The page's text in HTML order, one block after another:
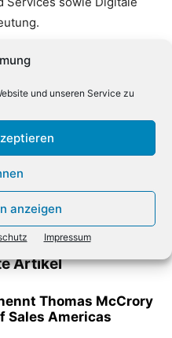
und unseren Service zu
anzeigen
Impressum
steigern Marktanteil auf
Artikel
Thomas McCrory
Sales Americas